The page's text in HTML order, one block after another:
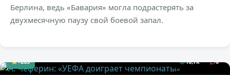
Берлина, ведь «Бавария» могла подрастерять за
двухмесячную паузу свой боевой запал.
+283 10,7к 0